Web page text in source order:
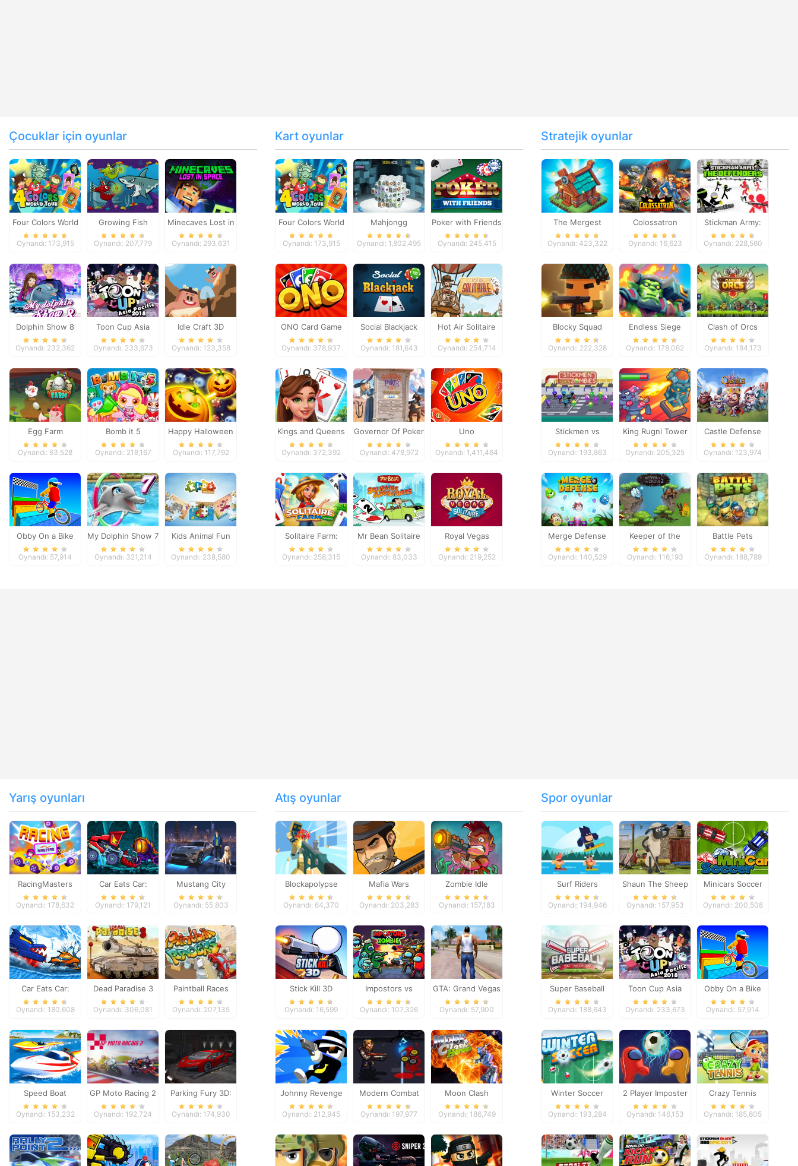
Çocuklar için oyunlar
Four Colors World
Tour
Oynandı: 173,915
Growing Fish
Oynandı: 207,779
Minecaves Lost in
Space
Oynandı: 293,631
Dolphin Show 8
Oynandı: 232,362
Toon Cup Asia
Pacific 2018
Oynandı: 233,673
Idle Craft 3D
Oynandı: 123,358
Egg Farm
Oynandı: 63,528
Bomb it 5
Oynandı: 218,167
Happy Halloween
Oynandı: 117,792
Obby On a Bike
Oynandı: 57,914
My Dolphin Show 7
Oynandı: 321,214
Kids Animal Fun
Oynandı: 238,580
Kart oyunlar
Four Colors World
Tour
Oynandı: 173,915
Mahjongg
Dimensions
Oynandı: 1,802,495
Poker with Friends
Oynandı: 245,415
ONO Card Game
Oynandı: 378,937
Social Blackjack
Oynandı: 181,643
Hot Air Solitaire
Oynandı: 254,714
Kings and Queens
Solitaire Tripeaks
Oynandı: 372,392
Governor Of Poker
2
Oynandı: 478,972
Uno
Oynandı: 1,411,464
Solitaire Farm:
Seasons
Oynandı: 258,315
Mr Bean Solitaire
Adventures
Oynandı: 83,033
Royal Vegas
Solitaire
Oynandı: 219,252
Stratejik oyunlar
The Mergest
Kingdom
Oynandı: 423,322
Colossatron
Oynandı: 16,623
Stickman Army:
The Defenders
Oynandı: 228,560
Blocky Squad
Oynandı: 222,328
Endless Siege
Oynandı: 178,062
Clash of Orcs
Oynandı: 184,173
Stickmen vs
Zombies
Oynandı: 193,863
King Rugni Tower
Defense
Oynandı: 205,325
Castle Defense
Oynandı: 123,974
Merge Defense
Oynandı: 140,529
Keeper of the
Grove 2
Oynandı: 116,193
Battle Pets
Oynandı: 188,789
Yarış oyunları
RacingMasters
Oynandı: 178,632
Car Eats Car:
Dungeon
Oynandı: 179,121
Mustang City
Driver
Oynandı: 55,803
Car Eats Car:
Winter Adventure
Oynandı: 180,608
Dead Paradise 3
Oynandı: 306,081
Paintball Races
Oynandı: 207,135
Speed Boat
Extreme Racing
Oynandı: 153,232
GP Moto Racing 2
Oynandı: 192,724
Parking Fury 3D:
Night Thief
Oynandı: 174,930
Atış oyunlar
Blockapolypse
Zombie Shooter
Oynandı: 64,370
Mafia Wars
Oynandı: 203,283
Zombie Idle
Defense Online
Oynandı: 157,183
Stick Kill 3D
Oynandı: 16,599
Impostors vs
Zombies: Survival
Oynandı: 107,326
GTA: Grand Vegas
Crime
Oynandı: 57,900
Johnny Revenge
Oynandı: 212,945
Modern Combat
Defense
Oynandı: 197,977
Moon Clash
Heroes
Oynandı: 186,749
Spor oyunlar
Surf Riders
Oynandı: 194,946
Shaun The Sheep
Baahmy Golf
Oynandı: 157,953
Minicars Soccer
Oynandı: 200,508
Super Baseball
Oynandı: 188,643
Toon Cup Asia
Pacific 2018
Oynandı: 233,673
Obby On a Bike
Oynandı: 57,914
Winter Soccer
Oynandı: 193,284
2 Player Imposter
Soccer
Oynandı: 146,153
Crazy Tennis
Oynandı: 185,805